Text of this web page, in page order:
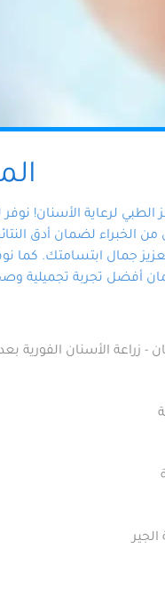
لرعاية الأسنان!
الخبراء لضمان أدق
جمال ابتسامتك. كما
أفضل تجربة تجميلية
- زراعة الأسنان الفورية